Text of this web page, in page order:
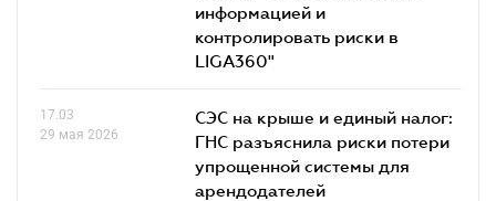
информацией и
контролировать риски в
LIGA360"
17.03
29 мая 2026
СЭС на крыше и единый налог:
ГНС разъяснила риски потери
упрощенной системы для
арендодателей